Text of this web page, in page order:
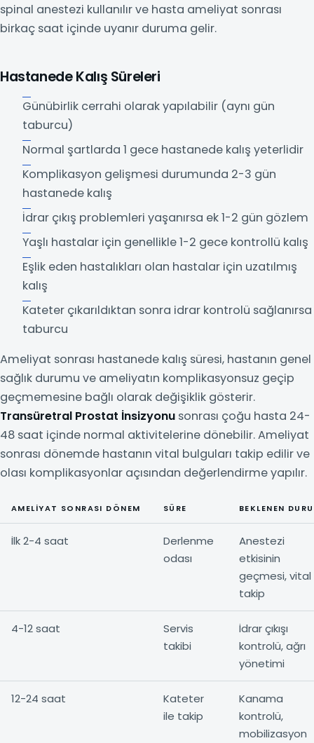
spinal anestezi kullanılır ve hasta ameliyat sonrası
birkaç saat içinde uyanır duruma gelir.
Hastanede Kalış Süreleri
Günübirlik cerrahi olarak yapılabilir (aynı gün
taburcu)
Normal şartlarda 1 gece hastanede kalış yeterlidir
Komplikasyon gelişmesi durumunda 2-3 gün
hastanede kalış
İdrar çıkış problemleri yaşanırsa ek 1-2 gün gözlem
Yaşlı hastalar için genellikle 1-2 gece kontrollü kalış
Eşlik eden hastalıkları olan hastalar için uzatılmış
kalış
Kateter çıkarıldıktan sonra idrar kontrolü sağlanırsa
taburcu
Ameliyat sonrası hastanede kalış süresi, hastanın genel
sağlık durumu ve ameliyatın komplikasyonsuz geçip
geçmemesine bağlı olarak değişiklik gösterir.
Transüretral Prostat İnsizyonu sonrası çoğu hasta 24-
48 saat içinde normal aktivitelerine dönebilir. Ameliyat
sonrası dönemde hastanın vital bulguları takip edilir ve
olası komplikasyonlar açısından değerlendirme yapılır.
AMELIYAT SONRASI DÖNEM SÜRE BEKLENEN
İlk 2-4 saat
Derlenme
odası
Anestezi
etkisinin
geçmesi, vital
takip
4-12 saat
Servis
takibi
İdrar çıkışı
kontrolü, ağrı
yönetimi
12-24 saat
Kateter
ile takip
Kanama
kontrolü,
mobilizasyon